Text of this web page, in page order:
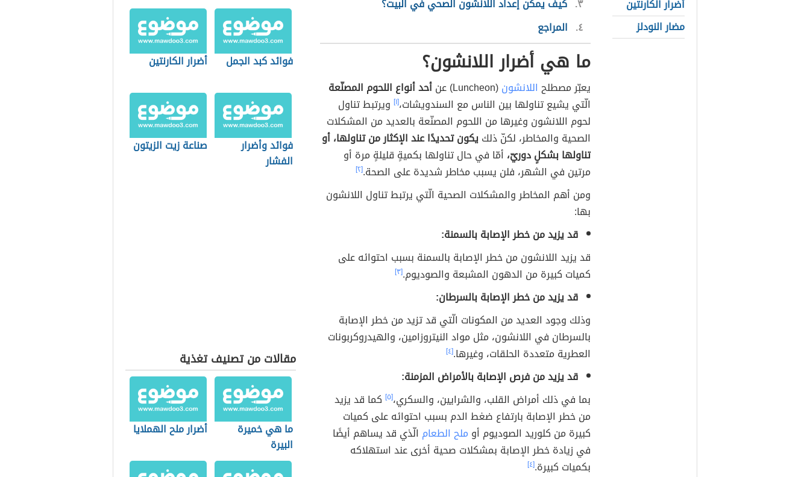
أضرار الكارنتين
مضار النودلز
٣ كيف يمكن إعداد اللانشون الصحي في البيت؟
٤ المراجع
ما هي أضرار اللانشون؟
يعبّر مصطلح اللانشون(Luncheon) عن
أحد أنواع اللحوم المصنّعة
الّتي يشيع تناولها بين الناس مع السندويشات،[١] ويرتبط تناول
لحوم اللانشون وغيرها من اللحوم المصنّعة بالعديد من المشكلات
الصحية والمخاطر، لكنّ ذلكيكون تحديدًا عند الإكثار من تناولها، أو
تناولها بشكلٍ دوريّ، أمّا في حال تناولها بكميةٍ قليلةٍ مرة أو
مرتين في الشهر، فلن يسبب مخاطر شديدة على الصحة.[٢]
ومن أهم المخاطر والمشكلات الصحية الّتي يرتبط تناول اللانشون
بها:
قد يزيد من خطر الإصابة بالسمنة:
قد يزيد اللانشون من خطر الإصابة بالسمنة بسبب احتوائه على
كميات كبيرة من الدهون المشبعة والصوديوم.[٣]
قد يزيد من خطر الإصابة بالسرطان:
وذلك وجود العديد من المكونات الّتي قد تزيد من خطر الإصابة
بالسرطان في اللانشون، مثل مواد النيتروزامين، والهيدروكربونات
العطرية متعددة الحلقات، وغيرها.[٤]
قد يزيد من فرص الإصابة بالأمراض المزمنة:
بما في ذلك أمراض القلب، والشرايين، والسكري،[٥]
كما قد يزيد
من خطر الإصابة بارتفاع ضغط الدم بسبب احتوائه على كميات
كبيرة من كلوريد الصوديوم أو ملح الطعام الّذي قد يساهم أيضًا
في زيادة خطر الإصابة بمشكلات صحية أخرى عند استهلاكه
بكميات كبيرة.[٤]
فوائد كبد الجمل أضرار الكارنتين
فوائد وأضرار
الفشار
صناعة زيت الزيتون
مقالات من تصنيف تغذية
ما هي خميرة
البيرة
أضرار ملح الهملايا